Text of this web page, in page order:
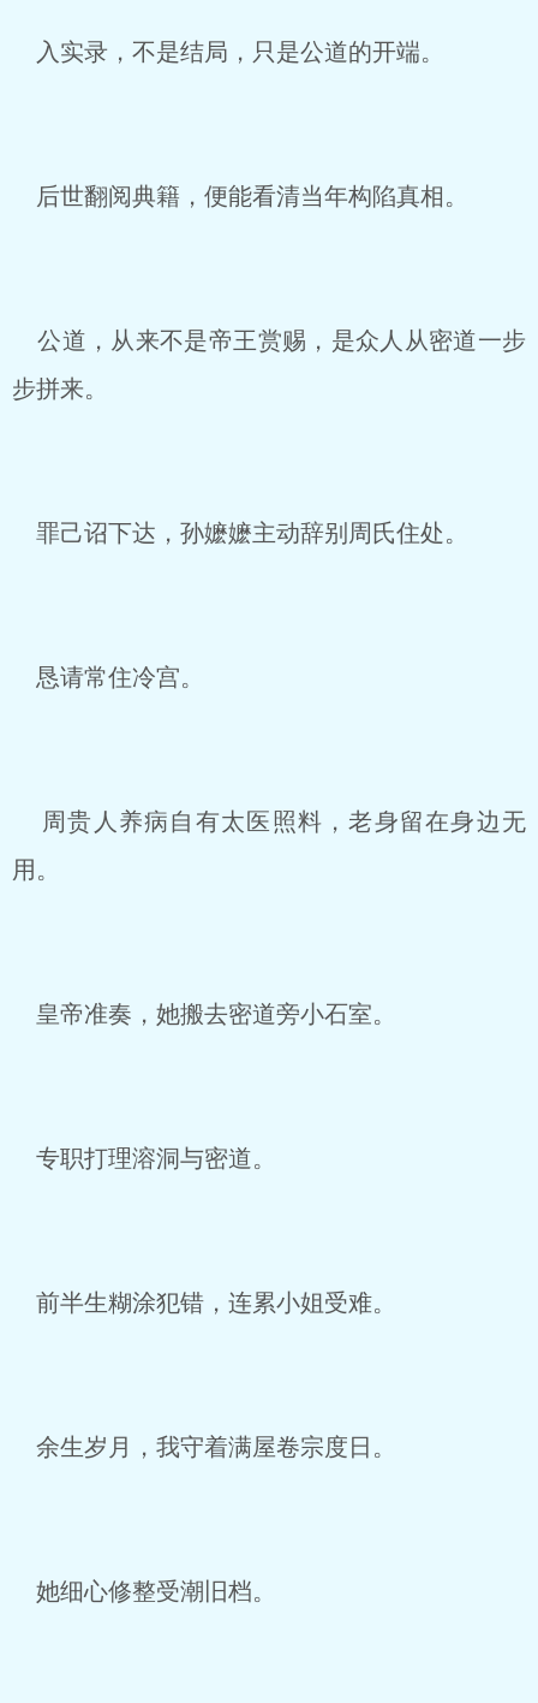
入实录，不是结局，只是公道的开端。
后世翻阅典籍，便能看清当年构陷真相。
公道，从来不是帝王赏赐，是众人从密道一步
步拼来。
罪己诏下达，孙嬷嬷主动辞别周氏住处。
恳请常住冷宫。
周贵人养病自有太医照料，老身留在身边无
用。
皇帝准奏，她搬去密道旁小石室。
专职打理溶洞与密道。
前半生糊涂犯错，连累小姐受难。
余生岁月，我守着满屋卷宗度日。
她细心修整受潮旧档。